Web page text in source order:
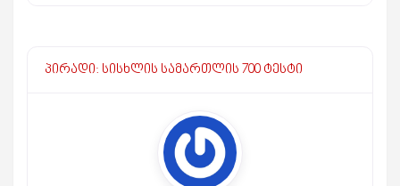
პირადი: სისხლის სამართლის 700 ტესტი